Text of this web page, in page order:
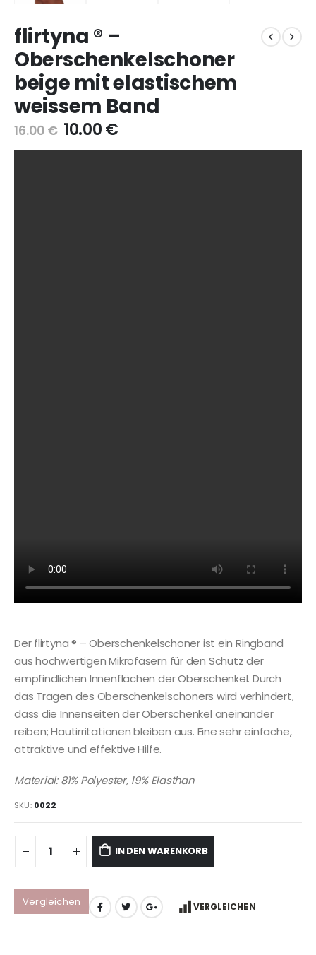
flirtyna ® –
Oberschenkelschoner
beige mit elastischem
weissem Band
16.00€ 10.00€
Der flirtyna ® – Oberschenkelschoner ist ein Ringband
aus hochwertigen Mikrofasern für den Schutz der
empfindlichen Innenflächen der Oberschenkel. Durch
das Tragen des Oberschenkelschoners wird verhindert,
dass die Innenseiten der Oberschenkel aneinander
reiben; Hautirritationen bleiben aus. Eine sehr einfache,
attraktive und effektive Hilfe.
Material: 81% Polyester, 19% Elasthan
SKU: 0022
IN DEN WARENKORB
Vergleichen VERGLEICHEN